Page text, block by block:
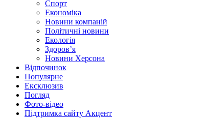
Спорт
Економіка
Новини компаній
Політичні новини
Екологія
Здоров’я
Новини Херсона
Відпочинок
Популярне
Ексклюзив
Погляд
Фото-відео
Підтримка сайту Акцент